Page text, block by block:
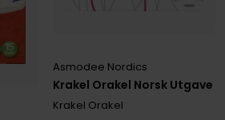
Krakel Orakel Norsk Utgave
Asmodee Nordics
Krakel Orakel